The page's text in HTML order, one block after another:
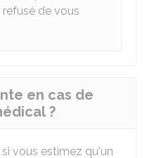
de vous
en cas de
?
si vous estimez qu'un